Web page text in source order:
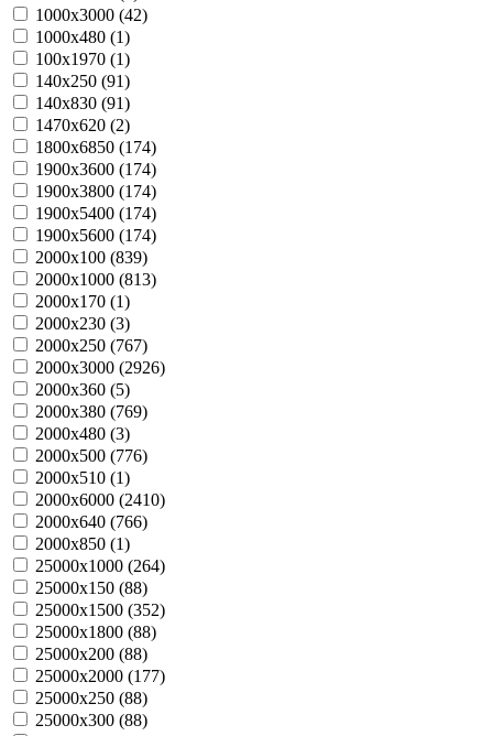
1000х3000 (42)
1000х480 (1)
100х1970 (1)
140х250 (91)
140х830 (91)
1470х620 (2)
1800х6850 (174)
1900х3600 (174)
1900х3800 (174)
1900х5400 (174)
1900х5600 (174)
2000х100 (839)
2000х1000 (813)
2000х170 (1)
2000х230 (3)
2000х250 (767)
2000х3000 (2926)
2000х360 (5)
2000х380 (769)
2000х480 (3)
2000х500 (776)
2000х510 (1)
2000х6000 (2410)
2000х640 (766)
2000х850 (1)
25000х1000 (264)
25000х150 (88)
25000х1500 (352)
25000х1800 (88)
25000х200 (88)
25000х2000 (177)
25000х250 (88)
25000х300 (88)